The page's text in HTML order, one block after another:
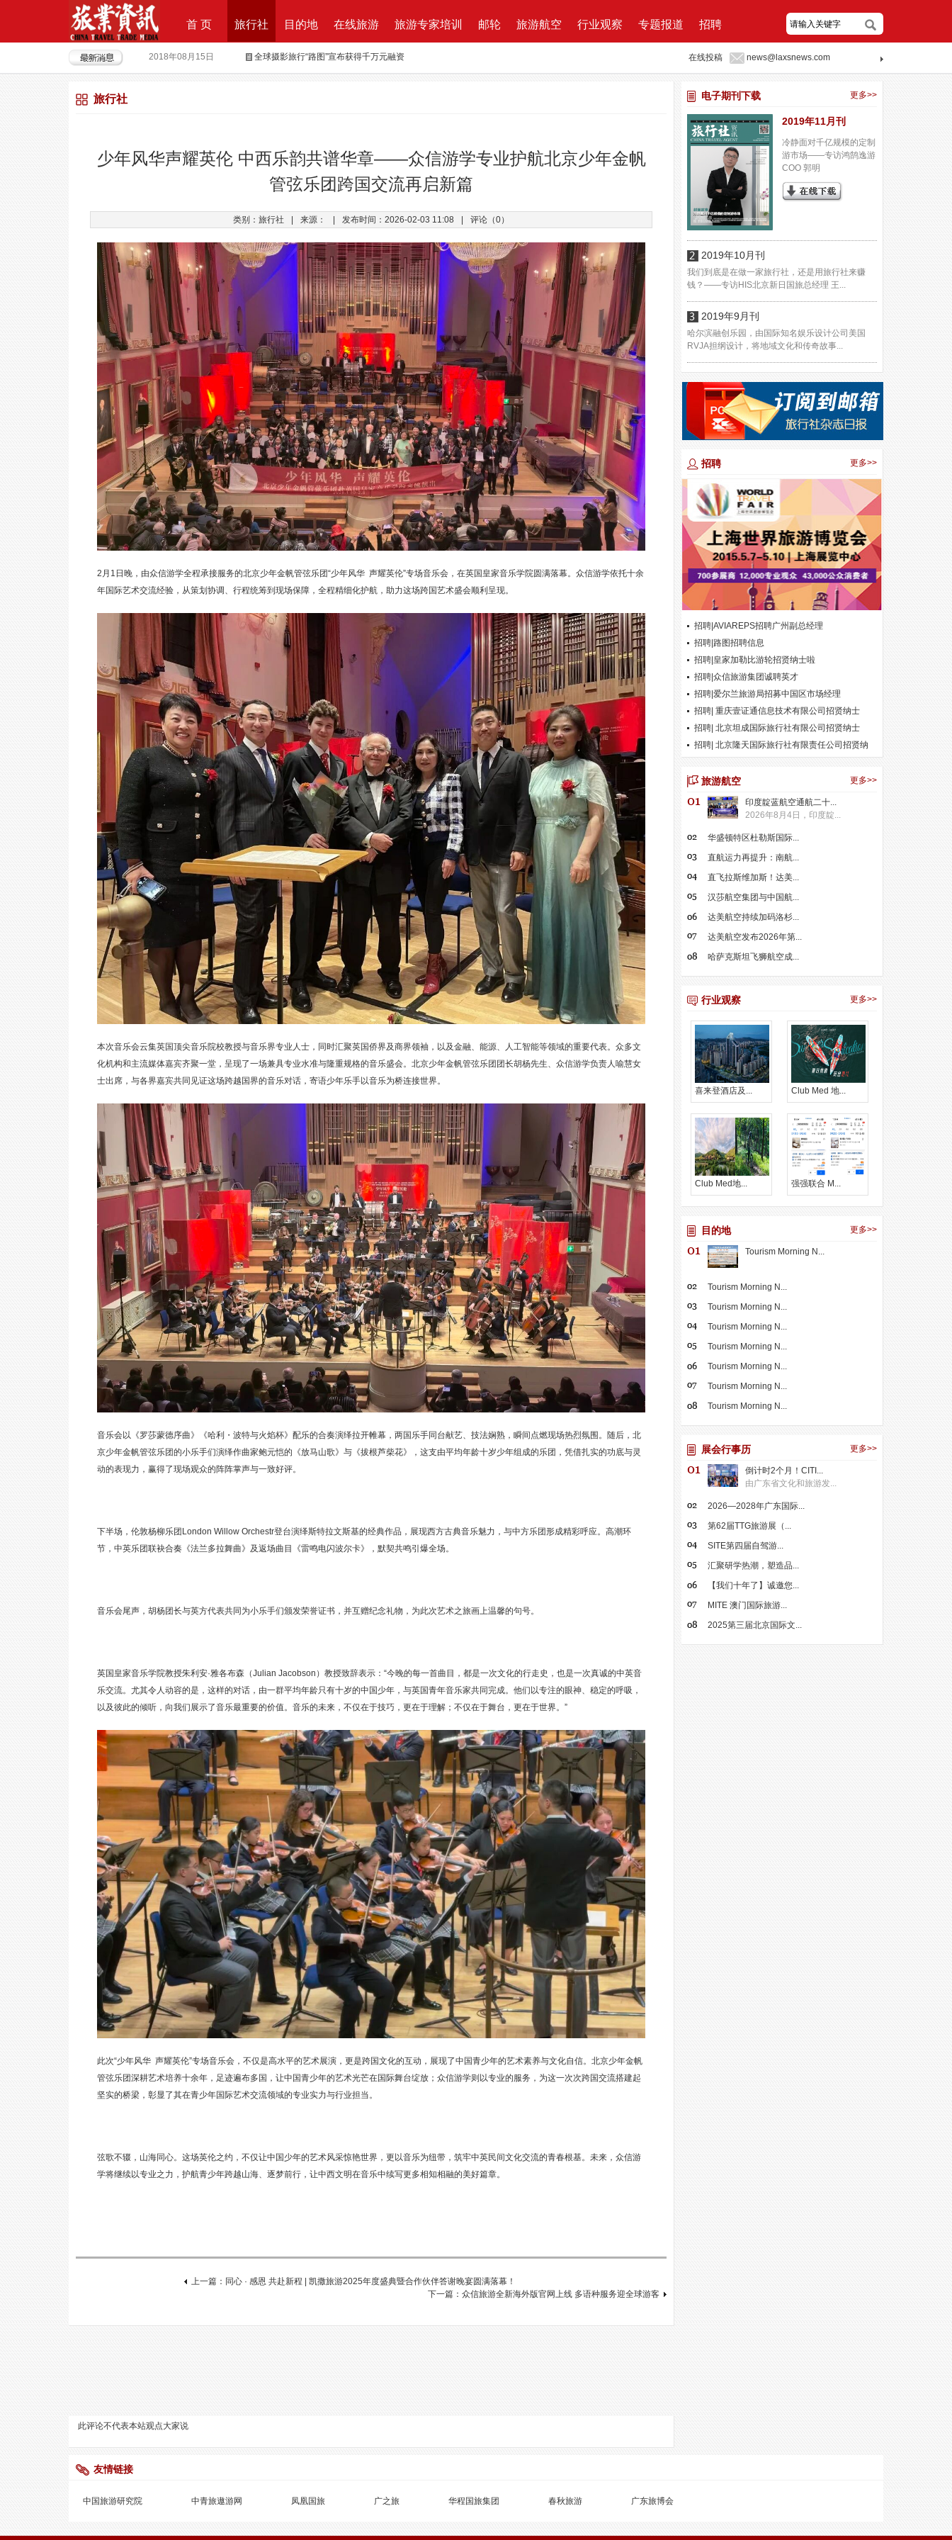
首 页 旅行社 目的地 在线旅游 旅游专家培训 邮轮 旅游航空 行业观察 专题报道 招聘
2018年08月15日 全球摄影旅行“路图”宣布获得千万元融资
2017年09月29日 Produktvermarktung Leistungsbeschreibung 招标说明
旅行社大佬对“营改增”说了些什么？
在线投稿 news@laxsnews.com
旅行社
少年风华声耀英伦 中西乐韵共谱华章——众信游学专业护航北京少年金帆
管弦乐团跨国交流再启新篇
类别：旅行社 来源： 发布时间：2026-02-03 11:08 评论（0）
2月1日晚，由众信游学全程承接服务的北京少年金帆管弦乐团“少年风华 声耀英伦”专场音乐会，在英国皇家音乐学院圆满落幕。众信游学依托十余
年国际艺术交流经验，从策划协调、行程统筹到现场保障，全程精细化护航，助力这场跨国艺术盛会顺利呈现。
本次音乐会云集英国顶尖音乐院校教授与音乐界专业人士，同时汇聚英国侨界及商界领袖，以及金融、能源、人工智能等领域的重要代表。众多文
化机构和主流媒体嘉宾齐聚一堂，呈现了一场兼具专业水准与隆重规格的音乐盛会。北京少年金帆管弦乐团团长胡杨先生、众信游学负责人喻慧女
士出席，与各界嘉宾共同见证这场跨越国界的音乐对话，寄语少年乐手以音乐为桥连接世界。
音乐会以《罗莎蒙德序曲》《哈利・波特与火焰杯》配乐的合奏演绎拉开帷幕，两国乐手同台献艺、技法娴熟，瞬间点燃现场热烈氛围。随后，北
京少年金帆管弦乐团的小乐手们演绎作曲家鲍元恺的《放马山歌》与《拔根芦柴花》，这支由平均年龄十岁少年组成的乐团，凭借扎实的功底与灵
动的表现力，赢得了现场观众的阵阵掌声与一致好评。
下半场，伦敦杨柳乐团London Willow Orchestr登台演绎斯特拉文斯基的经典作品，展现西方古典音乐魅力，与中方乐团形成精彩呼应。高潮环
节，中英乐团联袂合奏《法兰多拉舞曲》及返场曲目《雷鸣电闪波尔卡》，默契共鸣引爆全场。
音乐会尾声，胡杨团长与英方代表共同为小乐手们颁发荣誉证书，并互赠纪念礼物，为此次艺术之旅画上温馨的句号。
英国皇家音乐学院教授朱利安·雅各布森（Julian Jacobson）教授致辞表示：“今晚的每一首曲目，都是一次文化的行走史，也是一次真诚的中英音
乐交流。尤其令人动容的是，这样的对话，由一群平均年龄只有十岁的中国少年，与英国青年音乐家共同完成。他们以专注的眼神、稳定的呼吸，
以及彼此的倾听，向我们展示了音乐最重要的价值。音乐的未来，不仅在于技巧，更在于理解；不仅在于舞台，更在于世界。”
此次“少年风华 声耀英伦”专场音乐会，不仅是高水平的艺术展演，更是跨国文化的互动，展现了中国青少年的艺术素养与文化自信。北京少年金帆
管弦乐团深耕艺术培养十余年，足迹遍布多国，让中国青少年的艺术光芒在国际舞台绽放；众信游学则以专业的服务，为这一次次跨国交流搭建起
坚实的桥梁，彰显了其在青少年国际艺术交流领域的专业实力与行业担当。
弦歌不辍，山海同心。这场英伦之约，不仅让中国少年的艺术风采惊艳世界，更以音乐为纽带，筑牢中英民间文化交流的青春根基。未来，众信游
学将继续以专业之力，护航青少年跨越山海、逐梦前行，让中西文明在音乐中续写更多相知相融的美好篇章。
上一篇：同心 · 感恩 共赴新程 | 凯撒旅游2025年度盛典暨合作伙伴答谢晚宴圆满落幕！
下一篇：众信旅游全新海外版官网上线 多语种服务迎全球游客
此评论不代表本站观点大家说
更多>>
电子期刊下载
2019年11月刊
冷静面对千亿规模的定制
游市场——专访鸿鹄逸游
COO 郭明
2019年10月刊
我们到底是在做一家旅行社，还是用旅行社来赚
钱？——专访HIS北京新日国旅总经理 王...
2019年9月刊
哈尔滨融创乐园，由国际知名娱乐设计公司美国
RVJA担纲设计，将地域文化和传奇故事...
更多>>
招聘
招聘|AVIAREPS招聘广州副总经理
招聘|路图招聘信息
招聘|皇家加勒比游轮招贤纳士啦
招聘|众信旅游集团诚聘英才
招聘|爱尔兰旅游局招募中国区市场经理
招聘| 重庆壹证通信息技术有限公司招贤纳士
招聘| 北京坦成国际旅行社有限公司招贤纳士
招聘| 北京隆天国际旅行社有限责任公司招贤纳
更多>>
旅游航空
印度靛蓝航空通航二十...
2026年8月4日，印度靛...
华盛顿特区杜勒斯国际...
直航运力再提升：南航...
直飞拉斯维加斯！达美...
汉莎航空集团与中国航...
达美航空持续加码洛杉...
达美航空发布2026年第...
哈萨克斯坦飞狮航空成...
更多>>
行业观察
喜来登酒店及... Club Med 地...
Club Med地... 强强联合 M...
更多>>
目的地
Tourism Morning N...
Tourism Morning N...
Tourism Morning N...
Tourism Morning N...
Tourism Morning N...
Tourism Morning N...
Tourism Morning N...
Tourism Morning N...
更多>>
展会行事历
倒计时2个月！CITI...
由广东省文化和旅游发...
2026—2028年广东国际...
第62届TTG旅游展（...
SITE第四届自驾游...
汇聚研学热潮，塑造品...
【我们十年了】诚邀您...
MITE 澳门国际旅游...
2025第三届北京国际文...
友情链接
中国旅游研究院 中青旅遨游网 凤凰国旅 广之旅 华程国旅集团 春秋旅游 广东旅博会